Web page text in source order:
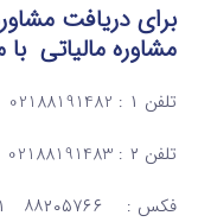
برای دریافت
مشاوره مالیاتی
تلفن ۱ : 02188191482
تلفن ۲ : 02188191483
فکس : ۸۸۲۰۵۷۶۶ ۲۱ ۹۸++